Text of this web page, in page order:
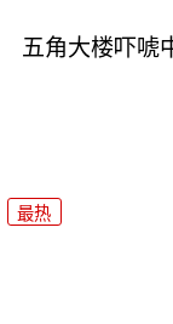
五角大楼吓唬
最热